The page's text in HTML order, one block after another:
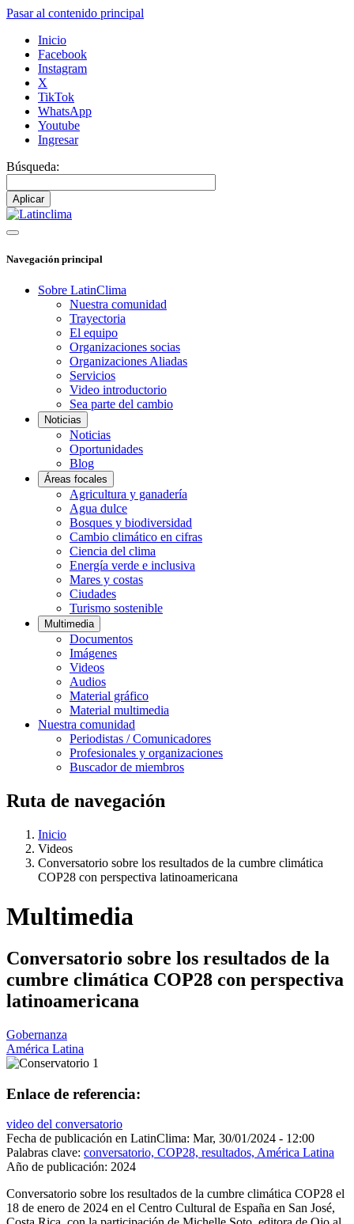
Pasar al contenido principal
Inicio
Facebook
Instagram
X
TikTok
WhatsApp
Youtube
Ingresar
Búsqueda:
Navegación principal
Sobre LatinClima
Nuestra comunidad
Trayectoria
El equipo
Organizaciones socias
Organizaciones Aliadas
Servicios
Video introductorio
Sea parte del cambio
Noticias
Noticias
Oportunidades
Blog
Áreas focales
Agricultura y ganadería
Agua dulce
Bosques y biodiversidad
Cambio climático en cifras
Ciencia del clima
Energía verde e inclusiva
Mares y costas
Ciudades
Turismo sostenible
Multimedia
Documentos
Imágenes
Videos
Audios
Material gráfico
Material multimedia
Nuestra comunidad
Periodistas / Comunicadores
Profesionales y organizaciones
Buscador de miembros
Ruta de navegación
Inicio
Videos
Conversatorio sobre los resultados de la cumbre climática
COP28 con perspectiva latinoamericana
Multimedia
Conversatorio sobre los resultados de la
cumbre climática COP28 con perspectiva
latinoamericana
Gobernanza
América Latina
Enlace de referencia:
video del conversatorio
Fecha de publicación en LatinClima: Mar, 30/01/2024 - 12:00
Palabras clave: conversatorio, COP28, resultados, América Latina
Año de publicación: 2024
Conversatorio sobre los resultados de la cumbre climática COP28 el
18 de enero de 2024 en el Centro Cultural de España en San José,